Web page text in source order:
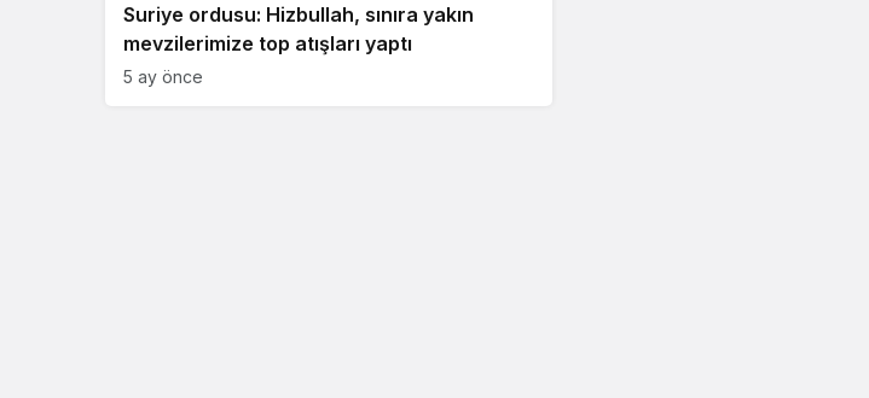
Suriye ordusu: Hizbullah, sınıra yakın
mevzilerimize top atışları yaptı
5 ay önce